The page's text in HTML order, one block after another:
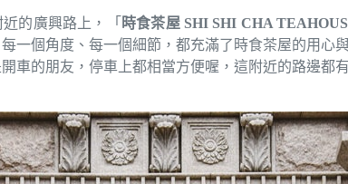
的廣興路上，「 時食茶屋 SHI SHI CHA
一個角度、每一個細節，都充滿了時食茶屋的用心
車的朋友，停車上都相當方便喔，這附近的路邊都